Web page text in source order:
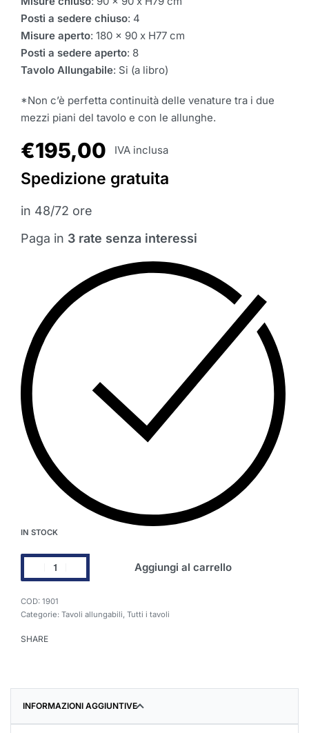
Posti a sedere chiuso: 4
Misure aperto: 180 x 90 x H77 cm
Posti a sedere aperto: 8
Tavolo Allungabile: Si (a libro)
*Non c’è perfetta continuità delle venature tra i due
mezzi piani del tavolo e con le allunghe.
€195,00 IVA inclusa
Spedizione gratuita
in 48/72 ore
Paga in 3 rate senza interessi
IN STOCK
Aggiungi al carrello
1901
Categorie: Tavoli allungabili Tutti i tavoli
SHARE
INFORMAZIONI AGGIUNTIVE